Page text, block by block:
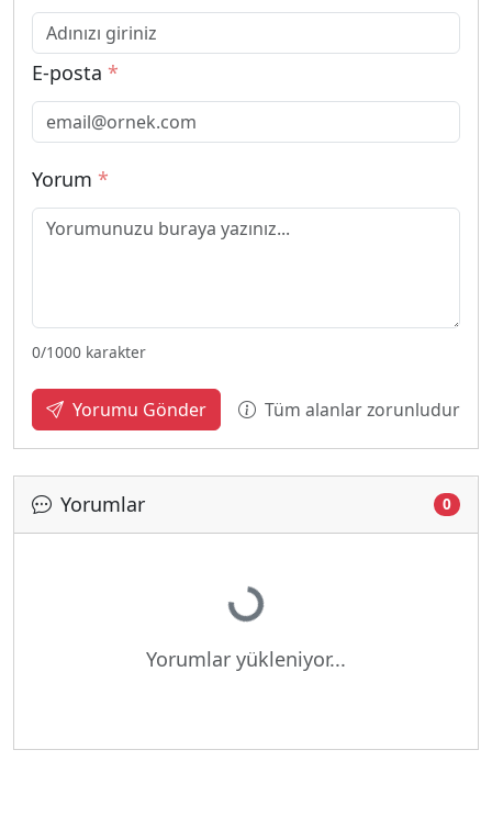
E-posta *
Yorum *
0/1000 karakter
Yorumu Gönder Tüm alanlar zorunludur
Yorumlar 0
Yükleniyor...
Yorumlar yükleniyor...